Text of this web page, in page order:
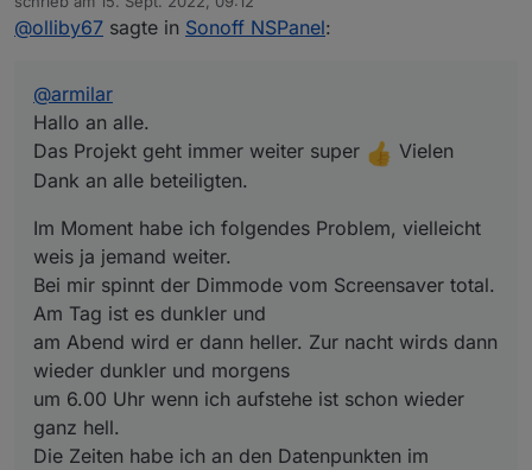
an alle beteiligten.
weis ja jemand weiter.
Bei mir spinnt der Dimmode vom Screensaver total.
wieder dunkler und morgens
um 6.00 Uhr wenn ich aufstehe ist schon wieder ganz
hell.
Die Zeiten habe ich an den Datenpunkten im IOBroker
schon direkt geändert, leider ohne Ergebnis.
vom NSPanel neu erstellen lassen.
Die Pfade und Einstellungen sollten eigentlich passen,
da der Rest alles funktioniert.
Hat eventuell jemand das gleiche Problem und weis
wo ich da noch schauen könnte.
Systemzeit stimmt.
Vielen Dank schon mal vorraus
Olli
zuletzt editiert von
@olliby67 sagte in Sonoff NSPanel:
@armilar
Hallo an alle.
Das Projekt geht immer weiter super
Vielen
Dank an alle beteiligten.
Im Moment habe ich folgendes Problem, vielleicht
weis ja jemand weiter.
Bei mir spinnt der Dimmode vom Screensaver total.
Am Tag ist es dunkler und
am Abend wird er dann heller. Zur nacht wirds dann
wieder dunkler und morgens
um 6.00 Uhr wenn ich aufstehe ist schon wieder
ganz hell.
Die Zeiten habe ich an den Datenpunkten im